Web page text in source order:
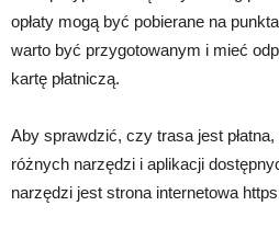
opłaty mogą być pobierane na
warto być przygotowanym i mieć
kartę płatniczą.
Aby sprawdzić, czy trasa jest
różnych narzędzi i aplikacji
narzędzi jest strona internetowa